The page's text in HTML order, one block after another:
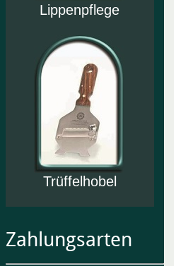
Lippenpflege
Trüffelhobel
Zahlungsarten